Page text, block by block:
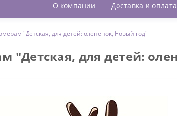
О компании Доставка и оплата
"Детская, для детей: олененок, Новый год"
"Детская, для детей: